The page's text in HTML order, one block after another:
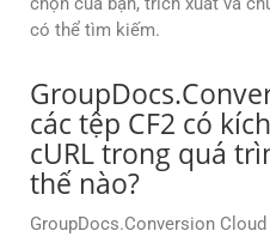
có thể tìm kiếm.
các tệp CF2 có
cURL trong quá
thế nào?
GroupDocs.Conversion